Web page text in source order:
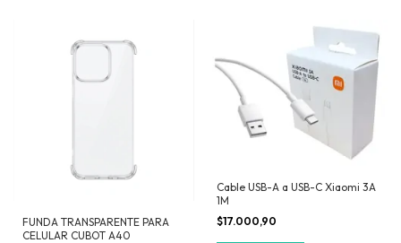
FUNDA TRANSPARENTE PARA
CELULAR CUBOT A40
Cable USB-A a USB-C Xiaomi 3A
1M
$17.000,90